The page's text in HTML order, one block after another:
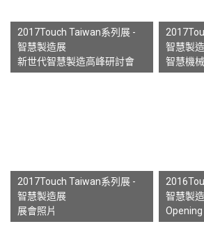
2017Touch Taiwan系列展 -
智慧製造展
新世代智慧製造高峰研討會
智慧製
智慧機
2017Touch Taiwan系列展 -
智慧製造展
展會照片
智慧製